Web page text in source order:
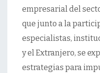
empresarial del
que junto a la
especialistas,
y el Extranjero, se
estrategias para